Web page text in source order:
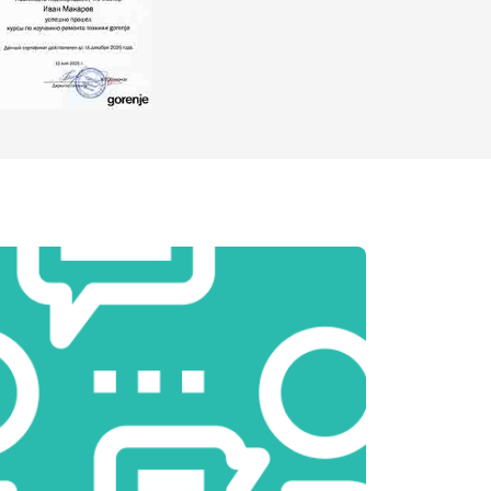
2800 ₽
2300 ₽
3600 ₽ Заказать
3250 ₽ Заказать